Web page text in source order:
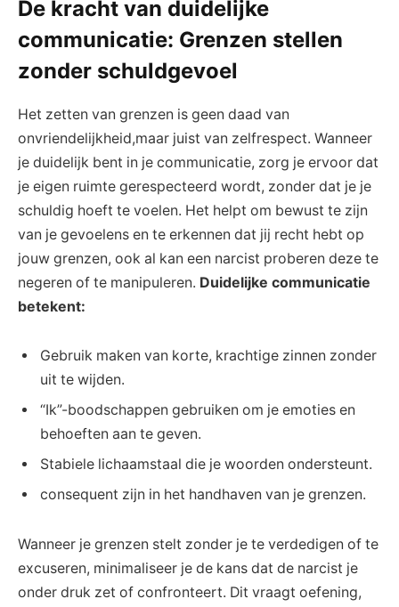
De kracht ⁢van‌ duidelijke⁢
communicatie: Grenzen stellen
zonder ⁤schuldgevoel
Het⁤ zetten van ⁤grenzen is geen ⁣daad ‌van
onvriendelijkheid,maar⁤ juist van zelfrespect. Wanneer⁣
je​ duidelijk bent in je communicatie, zorg ​je ervoor dat
je ⁤eigen ruimte gerespecteerd wordt, ⁢zonder ‌dat je je
schuldig hoeft ⁤te ‍voelen. Het​ helpt om bewust te zijn
‍van je ​gevoelens en te erkennen ⁢dat jij ⁣recht ‌hebt op​
jouw grenzen, ook al kan een⁣ narcist proberen⁤ deze te
negeren of⁣ te manipuleren. Duidelijke communicatie
betekent:
Gebruik maken van korte, ⁣krachtige zinnen zonder
uit te wijden.
“Ik”-boodschappen​ gebruiken⁤ om‍ je emoties ‌en
behoeften aan te geven.
Stabiele ​lichaamstaal die je woorden ondersteunt.
consequent zijn​ in ⁢het handhaven van je grenzen.
Wanneer je grenzen stelt zonder ⁤je te verdedigen‍ of te
excuseren, ​minimaliseer je de kans dat de narcist‌ je
onder ‍druk zet of ⁤confronteert. Dit vraagt oefening,